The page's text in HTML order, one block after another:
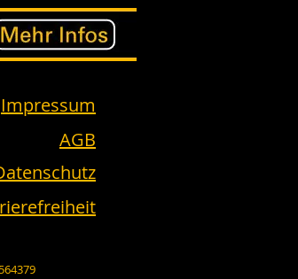
Impressum
AGB